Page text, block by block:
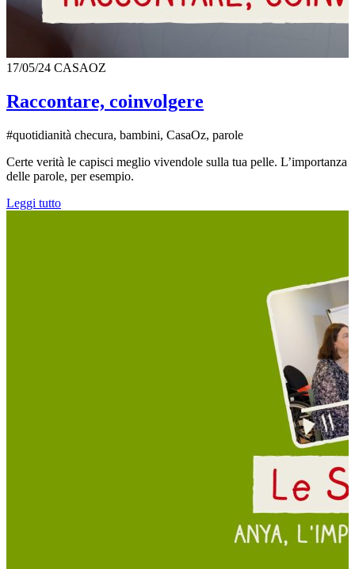
17/05/24 CASAOZ
Raccontare, coinvolgere
#quotidianità checura, bambini, CasaOz, parole
Certe verità le capisci meglio vivendole sulla tua pelle. L’importanza
delle parole, per esempio.
Leggi tutto